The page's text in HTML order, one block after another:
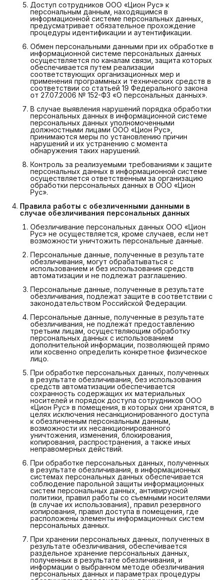
Доступ сотрудников ООО «Цион Рус» к
персональным данным, находящимся в
информационной системе персональных данных,
предусматривает обязательное прохождение
процедуры идентификации и аутентификации.
Обмен персональными данными при их обработке в
информационной системе персональных данных
осуществляется по каналам связи, защита которых
обеспечивается путем реализации
соответствующих организационных мер и
применения программных и технических средств в
соответствии со статьей 19 Федерального закона
от 27.07.2006 № 152-ФЗ «О персональных данных».
В случае выявления нарушений порядка обработки
персональных данных в информационной системе
персональных данных уполномоченными
должностными лицами ООО «Цион Рус»,
принимаются меры по установлению причин
нарушений и их устранению с момента
обнаружения таких нарушений.
Контроль за реализуемыми требованиями к защите
персональных данных в информационной системе
осуществляется ответственным за организацию
обработки персональных данных в ООО «Цион
Рус».
Правила работы с обезличенными данными в
случае обезличивания персональных данных
Обезличивание персональных данных ООО «Цион
Рус» не осуществляется, кроме случаев, если нет
возможности уничтожить персональные данные.
Персональные данные, полученные в результате
обезличивания, могут обрабатываться с
использованием и без использования средств
автоматизации и не подлежат разглашению.
Персональные данные, полученные в результате
обезличивания, подлежат защите в соответствии с
законодательством Российской Федерации.
Персональные данные, полученные в результате
обезличивания, не подлежат предоставлению
третьим лицам, осуществляющим обработку
персональных данных с использованием
дополнительной информации, позволяющей прямо
или косвенно определить конкретное физическое
лицо.
При обработке персональных данных, полученных
в результате обезличивания, без использования
средств автоматизации обеспечивается
сохранность содержащих их материальных
носителей и порядок доступа сотрудников ООО
«Цион Рус» в помещения, в которых они хранятся, в
целях исключения несанкционированного доступа
к обезличенным персональным данным,
возможности их несанкционированного
уничтожения, изменения, блокирования,
копирования, распространения, а также иных
неправомерных действий.
При обработке персональных данных, полученных
в результате обезличивания, в информационных
системах персональных данных обеспечивается
соблюдение парольной защиты информационных
систем персональных данных, антивирусной
политики, правил работы со съемными носителями
(в случае их использования), правил резервного
копирования, правил доступа в помещения, где
расположены элементы информационных систем
персональных данных.
При хранении персональных данных, полученных в
результате обезличивания, обеспечивается
раздельное хранение персональных данных,
полученных в результате обезличивания, и
информации о выбранном методе обезличивания
персональных данных и параметрах процедуры